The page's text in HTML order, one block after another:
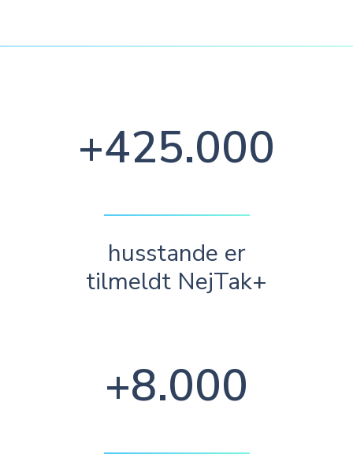
+425.000
husstande er
tilmeldt NejTak+
+8.000